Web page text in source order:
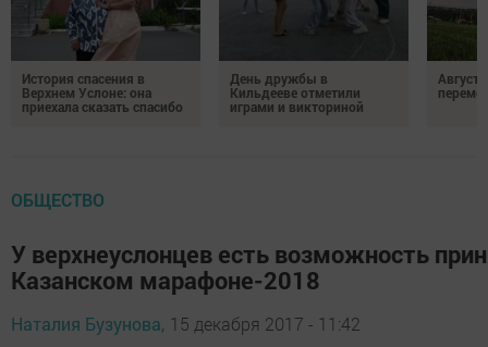
История спасения в
Верхнем Услоне: она
приехала сказать спасибо
День дружбы в
Кильдееве отметили
играми и викториной
Август
ОБЩЕСТВО
У верхнеуслонцев есть возможность
Казанском марафоне-2018
Наталия Бузунова, 15 декабря 2017 - 11:42